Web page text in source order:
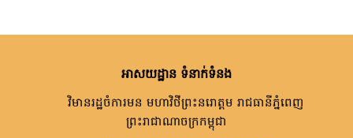
អាសយដ្ឋាន ទំនាក់ទំនង
វិមានរដ្ឋចំការមន មហាវិថីព្រះនរោត្តម រាជធានីភ្នំពេញ
ព្រះរាជាណាចក្រកម្ពុជា